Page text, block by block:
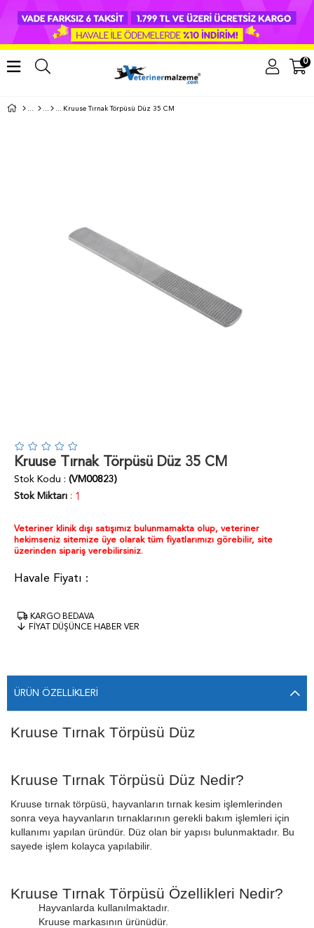
0
Kruuse Tırnak Törpüsü Düz 35 CM
Kruuse Tırnak Törpüsü Düz 35 CM
Stok Kodu
(VM00823)
Stok Miktarı : 1
Veteriner klinik dışı satışımız bulunmamakta olup, veteriner
hekimseniz sitemize üye olarak tüm fiyatlarımızı görebilir, site
üzerinden sipariş verebilirsiniz.
KARGO BEDAVA
FIYAT DÜŞÜNCE HABER VER
ÜRÜN ÖZELLIKLERI
Kruuse Tırnak Törpüsü Düz
Kruuse Tırnak Törpüsü Düz Nedir?
Kruuse tırnak törpüsü, hayvanların tırnak kesim işlemlerinden
sonra veya hayvanların tırnaklarının gerekli bakım işlemleri için
kullanımı yapılan üründür. Düz olan bir yapısı bulunmaktadır. Bu
sayede işlem kolayca yapılabilir.
Kruuse Tırnak Törpüsü Özellikleri Nedir?
Hayvanlarda kullanılmaktadır.
Kruuse markasının ürünüdür.